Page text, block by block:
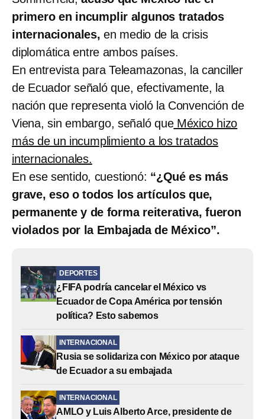
primero en incumplir algunos tratados
internacionales,en medio de la crisis
diplomática entre ambos países.
En entrevista para Teleamazonas, la canciller
de Ecuador señaló que, efectivamente, la
nación que representa violó la Convención de
Viena, sin embargo, señaló queMéxico hizo
más de un incumplimiento a los tratados
internacionales.
En ese sentido, cuestionó: “¿Qué es más
grave, eso o todos los artículos que,
permanente y de forma reiterativa, fueron
violados por la Embajada de México”.
DEPORTES
¿FIFA podría cancelar el México vs
Ecuador de Copa América por tensión
política? Esto sabemos
INTERNACIONAL
Rusia se solidariza con México por ataque
de Ecuador a su embajada
INTERNACIONAL
AMLO y Luis Alberto Arce, presidente de